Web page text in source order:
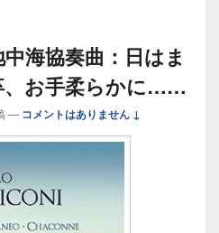
海協奏曲：日はま
、お手柔らかに……
— コメントはありません ↓